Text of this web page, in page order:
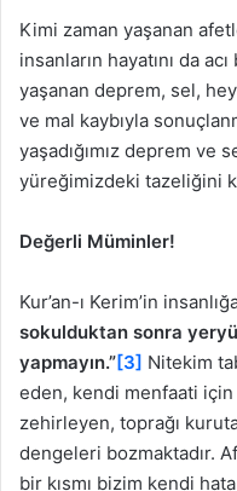
Kimi zaman yaşanan
insanların hayatını da
yaşanan deprem, sel,
ve mal kaybıyla
yaşadığımız deprem ve
yüreğimizdeki tazeliğini
Değerli Müminler!
Kur’an-ı Kerim’in
sokulduktan sonra
yapmayın.”[3] Nitekim
eden, kendi menfaati için
zehirleyen, toprağı
dengeleri bozmaktadır.
bir kısmı bizim kendi